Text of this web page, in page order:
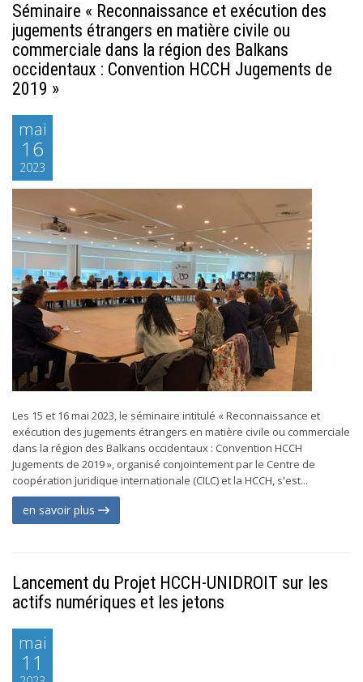
Séminaire « Reconnaissance et exécution des
jugements étrangers en matière civile ou
commerciale dans la région des Balkans
occidentaux : Convention HCCH Jugements de
2019 »
mai
16
2023
Les 15 et 16 mai 2023, le séminaire intitulé « Reconnaissance et
exécution des jugements étrangers en matière civile ou commerciale
dans la région des Balkans occidentaux : Convention HCCH
Jugements de 2019 », organisé conjointement par le Centre de
coopération juridique internationale (CILC) et la HCCH, s'est...
en savoir plus
Lancement du Projet HCCH-UNIDROIT sur les
actifs numériques et les jetons
mai
11